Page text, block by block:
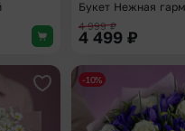
Букет Нежная
4 999₽
4 499 ₽
Добавить в избранное
-10%